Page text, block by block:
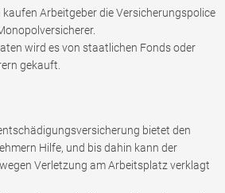
kaufen Arbeitgeber die Versicherungspolice
wird es von staatlichen Fonds oder
gekauft.
bietet den
Hilfe, und bis dahin kann der
Verletzung am Arbeitsplatz verklagt